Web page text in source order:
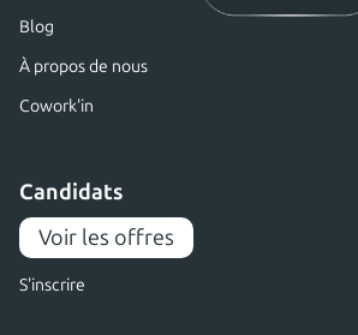
Blog
À propos de nous
Cowork'in
Candidats
Voir les offres
S'inscrire